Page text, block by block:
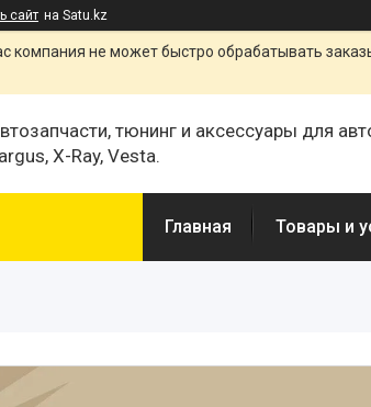
сайт на Satu.kz
компания не может быстро обрабатывать
тюнинг и аксессуары для
X-Ray, Vesta.
Главная Товары и